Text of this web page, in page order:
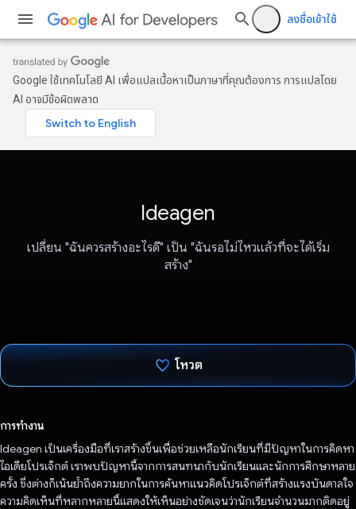
ลงชื่อเข้าใช้
Google ใช้เทคโนโลยี AI เพื่อแปลเนื้อหาเป็นภาษาที่คุณต้องการ การแปลโดย
AI อาจมีข้อผิดพลาด
Ideagen
เปลี่ยน "ฉันควรสร้างอะไรดี" เป็น "ฉันรอไม่ไหวแล้วที่จะได้เริ่ม
สร้าง"
โหวต
การทำงาน
Ideagen เป็นเครื่องมือที่เราสร้างขึ้นเพื่อช่วยเหลือนักเรียนที่มีปัญหาในการคิดหา
ไอเดียโปรเจ็กต์ เราพบปัญหานี้จากการสนทนากับนักเรียนและนักการศึกษาหลาย
ครั้ง ซึ่งต่างก็เน้นย้ำถึงความยากในการค้นหาแนวคิดโปรเจ็กต์ที่สร้างแรงบันดาลใจ
ความคิดเห็นที่หลากหลายนี้แสดงให้เห็นอย่างชัดเจนว่านักเรียนจำนวนมากติดอยู่